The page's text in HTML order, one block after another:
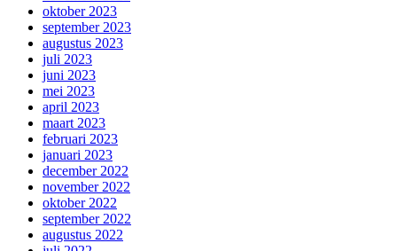
oktober 2023
september 2023
augustus 2023
juli 2023
juni 2023
mei 2023
april 2023
maart 2023
februari 2023
januari 2023
december 2022
november 2022
oktober 2022
september 2022
augustus 2022